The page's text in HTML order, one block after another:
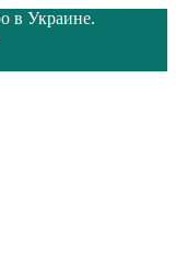
в Украине.